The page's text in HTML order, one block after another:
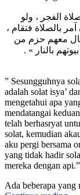
الفجر ، ولو
بالصلاة فتقام ،
معهم حزم من
بالنار » .
” Sesungguhnya
adalah solat isya’
mengetahui apa
mendatangai
telah berhasryat
solat, kemudian
aku pergi bersama
yang tidak hadir
mereka dengan
Ada beberapa